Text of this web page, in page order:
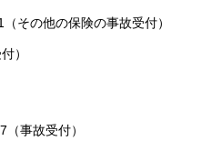
その他の保険の事故受付）
）
事故受付）